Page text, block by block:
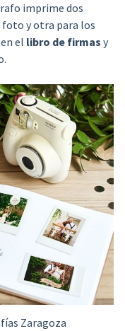
imprime dos
foto y otra para los
el libro de firmas y
Zaragoza